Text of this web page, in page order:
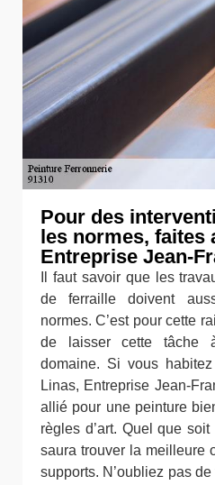
Pour des
les normes, faites
Entreprise Jean-
Il faut savoir que les
de ferraille doivent
normes. C’est pour cette
de laisser cette tâche
domaine. Si vous
Linas, Entreprise Jean-
allié pour une peinture
règles d’art. Quel que
saura trouver la meilleure
supports. N’oubliez pas